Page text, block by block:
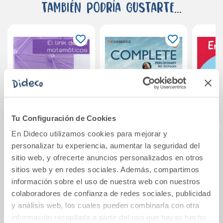
Tu Configuración de Cookies
En Dideco utilizamos cookies para mejorar y
personalizar tu experiencia, aumentar la seguridad del
sitio web, y ofrecerte anuncios personalizados en otros
sitios web y en redes sociales. Además, compartimos
información sobre el uso de nuestra web con nuestros
colaboradores de confianza de redes sociales, publicidad
y análisis web, los cuales pueden combinarla con otra
información recopilada a partir del uso que hayas hecho
También podría gustarte...
El link de las
matemáticas
AVES-13
4,77€
Comprar
Complete
Preliminary for
Schools English for
Spanish Speakers
Student s Book wit
45,20€
Comprar